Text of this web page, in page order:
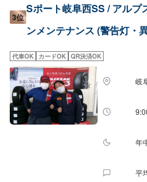
3位
Sポート岐阜西SS / アルプ
ンメンテナンス (警告灯・
代車OK カードOK QR決済OK
岐
年
平